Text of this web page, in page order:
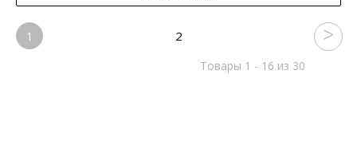
1 2
Товары 1 - 16 из 30